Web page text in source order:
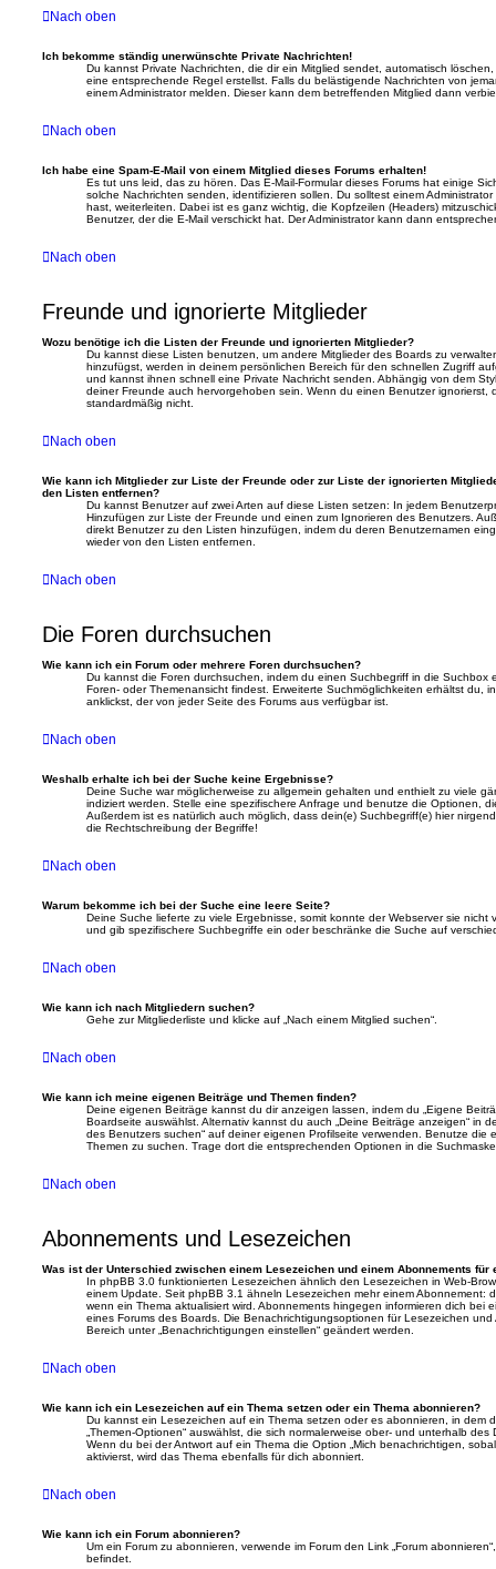
Nach oben
Ich bekomme ständig unerwünschte Private Nachrichten!
Du kannst Private Nachrichten, die dir ein Mitglied sendet, automatisch
eine entsprechende Regel erstellst. Falls du belästigende Nachrichten von
einem Administrator melden. Dieser kann dem betreffenden Mitglied dann
Nach oben
Ich habe eine Spam-E-Mail von einem Mitglied dieses Forums erhalten!
Es tut uns leid, das zu hören. Das E-Mail-Formular dieses Forums hat einige
solche Nachrichten senden, identifizieren sollen. Du solltest einem
hast, weiterleiten. Dabei ist es ganz wichtig, die Kopfzeilen (Headers)
Benutzer, der die E-Mail verschickt hat. Der Administrator kann dann
Nach oben
Freunde und ignorierte Mitglieder
Wozu benötige ich die Listen der Freunde und ignorierten Mitglieder?
Du kannst diese Listen benutzen, um andere Mitglieder des Boards zu
hinzufügst, werden in deinem persönlichen Bereich für den schnellen Zugriff
und kannst ihnen schnell eine Private Nachricht senden. Abhängig von dem
deiner Freunde auch hervorgehoben sein. Wenn du einen Benutzer ignorierst,
standardmäßig nicht.
Nach oben
Wie kann ich Mitglieder zur Liste der Freunde oder zur Liste der ignorierten
den Listen entfernen?
Du kannst Benutzer auf zwei Arten auf diese Listen setzen: In jedem
Hinzufügen zur Liste der Freunde und einen zum Ignorieren des Benutzers.
direkt Benutzer zu den Listen hinzufügen, indem du deren Benutzernamen
wieder von den Listen entfernen.
Nach oben
Die Foren durchsuchen
Wie kann ich ein Forum oder mehrere Foren durchsuchen?
Du kannst die Foren durchsuchen, indem du einen Suchbegriff in die Suchbox
Foren- oder Themenansicht findest. Erweiterte Suchmöglichkeiten erhältst du,
anklickst, der von jeder Seite des Forums aus verfügbar ist.
Nach oben
Weshalb erhalte ich bei der Suche keine Ergebnisse?
Deine Suche war möglicherweise zu allgemein gehalten und enthielt zu viele
indiziert werden. Stelle eine spezifischere Anfrage und benutze die Optionen,
Außerdem ist es natürlich auch möglich, dass dein(e) Suchbegriff(e) hier
die Rechtschreibung der Begriffe!
Nach oben
Warum bekomme ich bei der Suche eine leere Seite?
Deine Suche lieferte zu viele Ergebnisse, somit konnte der Webserver sie
und gib spezifischere Suchbegriffe ein oder beschränke die Suche auf
Nach oben
Wie kann ich nach Mitgliedern suchen?
Gehe zur Mitgliederliste und klicke auf „Nach einem Mitglied suchen“.
Nach oben
Wie kann ich meine eigenen Beiträge und Themen finden?
Deine eigenen Beiträge kannst du dir anzeigen lassen, indem du „Eigene
Boardseite auswählst. Alternativ kannst du auch „Deine Beiträge anzeigen“ in
des Benutzers suchen“ auf deiner eigenen Profilseite verwenden. Benutze die
Themen zu suchen. Trage dort die entsprechenden Optionen in die
Nach oben
Abonnements und Lesezeichen
Was ist der Unterschied zwischen einem Lesezeichen und einem Abonnements für
In phpBB 3.0 funktionierten Lesezeichen ähnlich den Lesezeichen in Web-
einem Update. Seit phpBB 3.1 ähneln Lesezeichen mehr einem Abonnement:
wenn ein Thema aktualisiert wird. Abonnements hingegen informieren dich bei
eines Forums des Boards. Die Benachrichtigungsoptionen für Lesezeichen
Bereich unter „Benachrichtigungen einstellen“ geändert werden.
Nach oben
Wie kann ich ein Lesezeichen auf ein Thema setzen oder ein Thema abonnieren?
Du kannst ein Lesezeichen auf ein Thema setzen oder es abonnieren, in dem
„Themen-Optionen“ auswählst, die sich normalerweise ober- und unterhalb
Wenn du bei der Antwort auf ein Thema die Option „Mich benachrichtigen,
aktivierst, wird das Thema ebenfalls für dich abonniert.
Nach oben
Wie kann ich ein Forum abonnieren?
Um ein Forum zu abonnieren, verwende im Forum den Link „Forum
befindet.